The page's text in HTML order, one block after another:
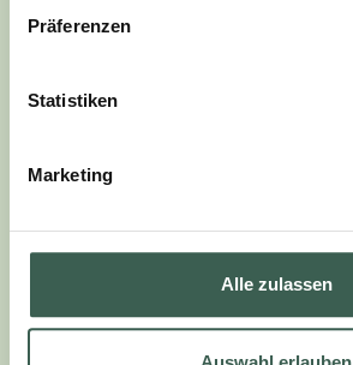
Präferenzen
Statistiken
Marketing
Alle zulassen
PLANT CUT PLAYGROUND